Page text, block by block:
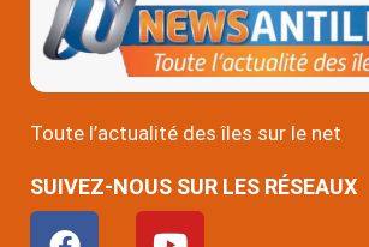
Toute l’actualité des îles sur le net
SUIVEZ-NOUS SUR LES RÉSEAUX
F
Y